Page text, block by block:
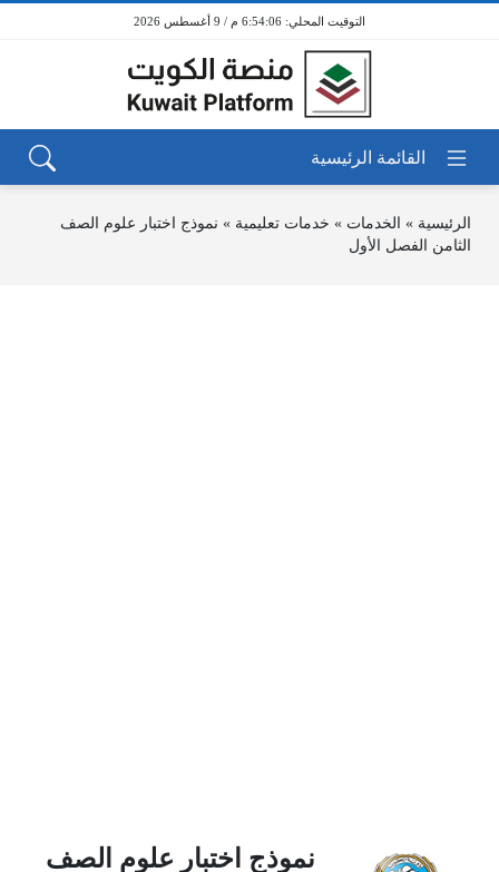
6:54:06 م / 9 أغسطس 2026
الرئيسية » الخدمات » خدمات تعليمية » نموذج اختبار علوم الصف
الثامن الفصل الأول
نموذج اختبار علوم الصف